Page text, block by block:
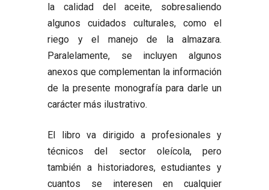
la calidad del aceite, sobresaliendo
algunos cuidados culturales, como el
riego y el manejo de la almazara.
Paralelamente, se incluyen algunos
anexos que complementan la información
de la presente monografía para darle un
carácter más ilustrativo.
El libro va dirigido a profesionales y
técnicos del sector oleícola, pero
también a historiadores, estudiantes y
cuantos se interesen en cualquier